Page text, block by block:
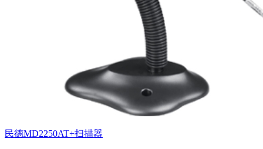
民德MD2250AT+扫描器